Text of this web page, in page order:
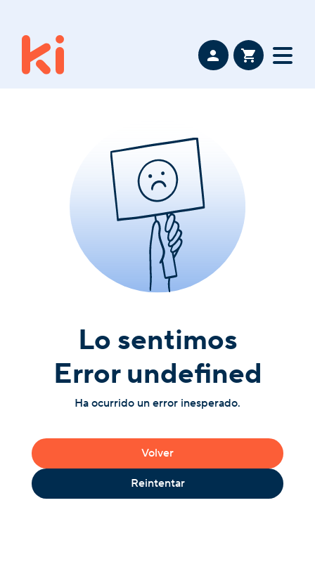
Lo sentimos
Error undefined
Ha ocurrido un error inesperado.
Volver
Reintentar